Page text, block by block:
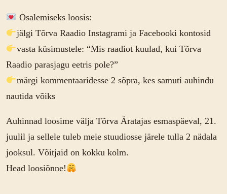
Osalemiseks loosis:
jälgi Tõrva Raadio Instagrami ja Facebooki kontosid
vasta küsimustele: “Mis raadiot kuulad, kui Tõrva
Raadio parasjagu eetris pole?”
märgi kommentaaridesse 2 sõpra, kes samuti auhindu
nautida võiks
Auhinnad loosime välja Tõrva Äratajas esmaspäeval, 21.
juulil ja sellele tuleb meie stuudiosse järele tulla 2 nädala
jooksul. Võitjaid on kokku kolm.
Head loosiõnne!